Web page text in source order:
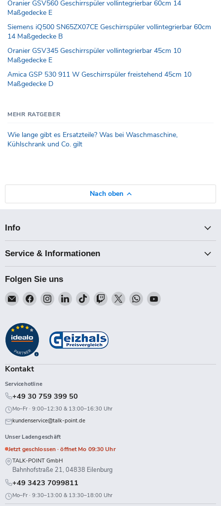
Oranier GSV560 Geschirrspüler vollintegrierbar 60cm 14
Maßgedecke E
Siemens iQ500 SN65ZX07CE Geschirrspüler vollintegrierbar 60cm
14 Maßgedecke B
Oranier GSV345 Geschirrspüler vollintegrierbar 45cm 10
Maßgedecke E
Amica GSP 530 911 W Geschirrspüler freistehend 45cm 10
Maßgedecke D
MEHR RATGEBER
Wie lange gibt es Ersatzteile? Was bei Waschmaschine,
Kühlschrank und Co. gilt
Nach oben
Info
Service & Informationen
Folgen Sie uns
Email
Talk-
Finden
Sie
auf
Facebook
Finden
Sie
auf
Instagram
Finden
Sie
auf
LinkedIn
Finden
Sie
auf
TikTok
Finden
Sie
Twitch
Finden
Sie
Finden
Sie
Finden
Kontakt
Servicehotline
+49 30 759 399 50
Mo–Fr · 9:00–12:30 & 13:00–16:30 Uhr
kundenservice@talk-point.de
Unser Ladengeschäft
Jetzt geschlossen · öffnet Mo 09:30 Uhr
TALK-POINT GmbH
Bahnhofstraße 21, 04838 Eilenburg
+49 3423 7099811
Mo–Fr · 9:30–13:00 & 13:30–18:00 Uhr